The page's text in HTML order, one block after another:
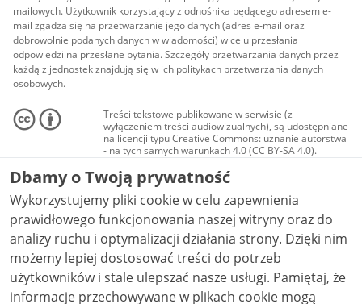
mailowych. Użytkownik korzystający z odnośnika będącego adresem e-
mail zgadza się na przetwarzanie jego danych (adres e-mail oraz
dobrowolnie podanych danych w wiadomości) w celu przesłania
odpowiedzi na przesłane pytania. Szczegóły przetwarzania danych przez
każdą z jednostek znajdują się w ich politykach przetwarzania danych
osobowych.
Treści tekstowe publikowane w serwisie (z
wyłączeniem treści audiowizualnych), są udostępniane
na licencji typu Creative Commons: uznanie autorstwa
- na tych samych warunkach 4.0 (CC BY-SA 4.0).
Materiały audiowizualne, w tym zdjęcia, materiały
audio i wideo, są udostępniane na licencji typu
Creative Commons: uznanie autorstwa użycie
niekomercyjne - bez utworów zależnych 4.0 (CC BY-
NC-ND 4.0), o ile nie jest to stwierdzone inaczej.
Dbamy o Twoją prywatność
Wykorzystujemy pliki cookie w celu zapewnienia
prawidłowego funkcjonowania naszej witryny oraz do
analizy ruchu i optymalizacji działania strony. Dzięki nim
możemy lepiej dostosować treści do potrzeb
użytkowników i stale ulepszać nasze usługi. Pamiętaj, że
informacje przechowywane w plikach cookie mogą